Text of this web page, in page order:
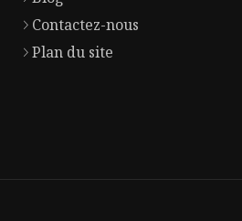
Contactez-nous
Plan du site